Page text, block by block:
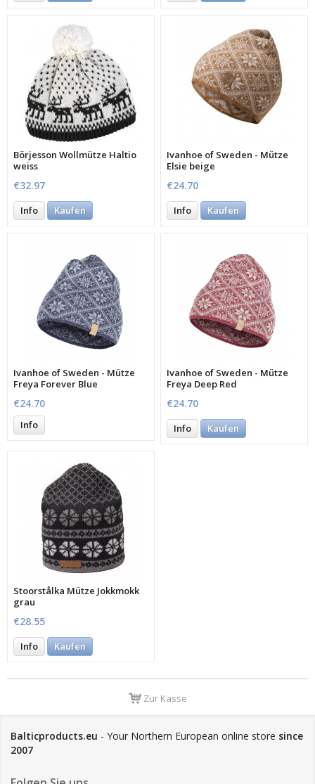
Börjesson Wollmütze Haltio
weiss
€32.97
Info Kaufen
Ivanhoe of Sweden - Mütze
Elsie beige
€24.70
Info Kaufen
Ivanhoe of Sweden - Mütze
Freya Forever Blue
€24.70
Info
Ivanhoe of Sweden - Mütze
Freya Deep Red
€24.70
Info Kaufen
Stoorstålka Mütze Jokkmokk
grau
€28.55
Info Kaufen
Zur Kasse
Balticproducts.eu - Your Northern European online store since
2007